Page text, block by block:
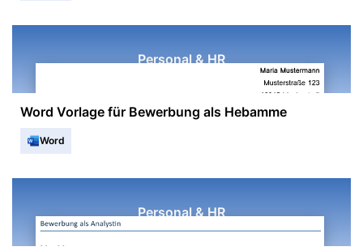
Personal & HR
Word Vorlage für Bewerbung als Hebamme
Word
Personal & HR